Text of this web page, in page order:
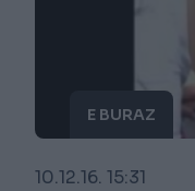
E BURAZ
10.12.16. 15:31